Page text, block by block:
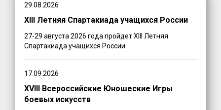
29.08.2026
XIII Летняя Спартакиада учащихся России
27-29 августа 2026 года пройдет XIII Летняя
Спартакиада учащихся России
17.09.2026
XVIII Всероссийские Юношеские Игры
боевых искусств